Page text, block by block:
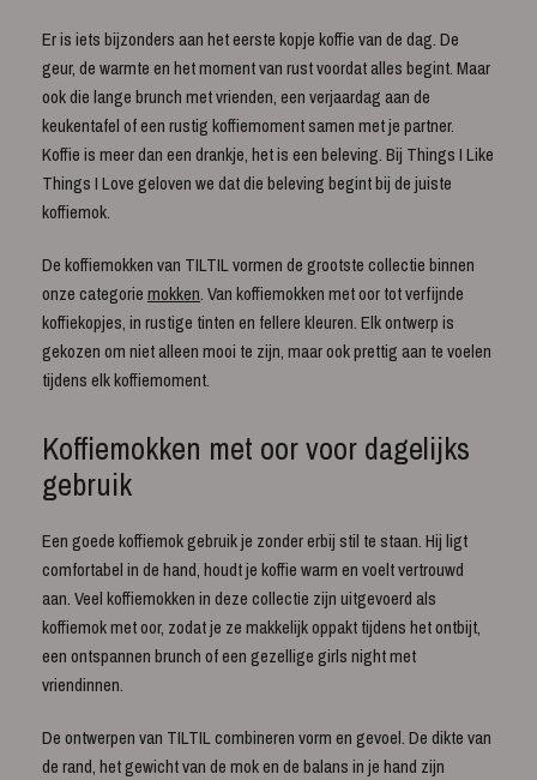
Er is iets bijzonders aan het eerste kopje koffie van de dag. De
geur, de warmte en het moment van rust voordat alles begint. Maar
ook die lange brunch met vrienden, een verjaardag aan de
keukentafel of een rustig koffiemoment samen met je partner.
Koffie is meer dan een drankje, het is een beleving. Bij Things I Like
Things I Love geloven we dat die beleving begint bij de juiste
koffiemok.
De koffiemokken van TILTIL vormen de grootste collectie binnen
onze categoriemokken. Van koffiemokken met oor tot verfijnde
koffiekopjes, in rustige tinten en fellere kleuren. Elk ontwerp is
gekozen om niet alleen mooi te zijn, maar ook prettig aan te voelen
tijdens elk koffiemoment.
Koffiemokken met oor voor dagelijks
gebruik
Een goede koffiemok gebruik je zonder erbij stil te staan. Hij ligt
comfortabel in de hand, houdt je koffie warm en voelt vertrouwd
aan. Veel koffiemokken in deze collectie zijn uitgevoerd als
koffiemok met oor, zodat je ze makkelijk oppakt tijdens het ontbijt,
een ontspannen brunch of een gezellige girls night met
vriendinnen.
De ontwerpen van TILTIL combineren vorm en gevoel. De dikte van
de rand, het gewicht van de mok en de balans in je hand zijn